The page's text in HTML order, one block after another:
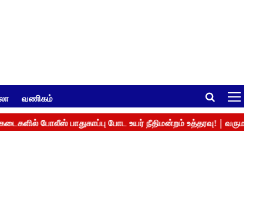
வணிகம்